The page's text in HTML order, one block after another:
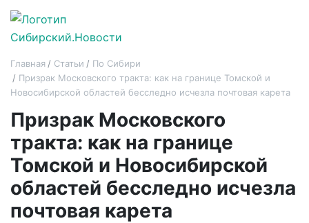
Главная Статьи
По Сибири
Призрак Московского тракта: как на границе Томской и
Новосибирской областей бесследно исчезла почтовая карета
Призрак Московского
тракта: как на границе
Томской и Новосибирской
областей бесследно исчезла
почтовая карета